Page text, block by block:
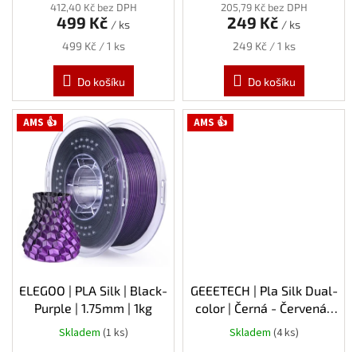
412,40 Kč bez DPH
499 Kč / ks
Měrná
499 Kč / 1 ks
Do košíku
205,79 Kč bez DPH
249 Kč / ks
Měrná
249 Kč / 1 ks
Do košíku
AMS 👍
ELEGOO | PLA Silk | Black-
Purple | 1.75mm | 1kg
Skladem (1 ks)
AMS 👍
GEEETECH | Pla Silk Dual-
color | Černá - Červená |
1.75mm | 1kg
Skladem (4 ks)